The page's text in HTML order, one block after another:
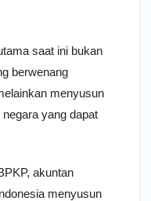
saat ini bukan
berwenang
menyusun
yang dapat
akuntan
menyusun